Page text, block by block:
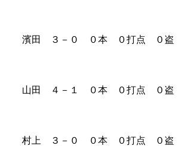
３－０ ０本 ０打点 ０盗
４－１ ０本 ０打点 ０盗
３－０ ０本 ０打点 ０盗